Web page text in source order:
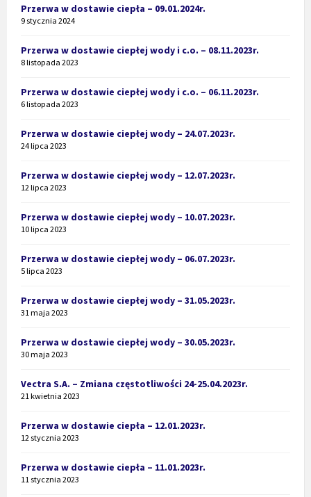
Przerwa w dostawie ciepła – 09.01.2024r.
9 stycznia 2024
Przerwa w dostawie ciepłej wody i c.o. – 08.11.2023r.
8 listopada 2023
Przerwa w dostawie ciepłej wody i c.o. – 06.11.2023r.
6 listopada 2023
Przerwa w dostawie ciepłej wody – 24.07.2023r.
24 lipca 2023
Przerwa w dostawie ciepłej wody – 12.07.2023r.
12 lipca 2023
Przerwa w dostawie ciepłej wody – 10.07.2023r.
10 lipca 2023
Przerwa w dostawie ciepłej wody – 06.07.2023r.
5 lipca 2023
Przerwa w dostawie ciepłej wody – 31.05.2023r.
31 maja 2023
Przerwa w dostawie ciepłej wody – 30.05.2023r.
30 maja 2023
Vectra S.A. – Zmiana częstotliwości 24-25.04.2023r.
21 kwietnia 2023
Przerwa w dostawie ciepła – 12.01.2023r.
12 stycznia 2023
Przerwa w dostawie ciepła – 11.01.2023r.
11 stycznia 2023